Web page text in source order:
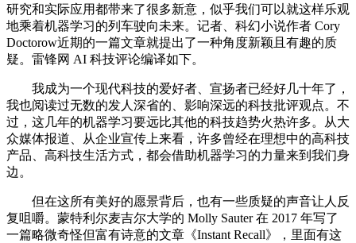
研究和实际应用都带来了很多新意，似乎我们可以就这样乐观
地乘着机器学习的列车驶向未来。记者、科幻小说作者 Cory
Doctorow近期的一篇文章就提出了一种角度新颖且有趣的质
疑。雷锋网 AI 科技评论编译如下。
我成为一个现代科技的爱好者、宣扬者已经好几十年了，
我也阅读过无数的发人深省的、影响深远的科技批评观点。不
过，这几年的机器学习要远比其他的科技趋势火热许多。从大
众媒体报道、从企业宣传上来看，许多曾经在理想中的高科技
产品、高科技生活方式，都会借助机器学习的力量来到我们身
边。
但在这所有美好的愿景背后，也有一些质疑的声音让人反
复咀嚼。蒙特利尔麦吉尔大学的 Molly Sauter 在 2017 年写了
一篇略微奇怪但富有诗意的文章《Instant Recall》，里面有这